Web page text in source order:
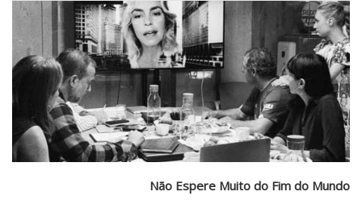
Não Espere Muito do Fim do Mundo